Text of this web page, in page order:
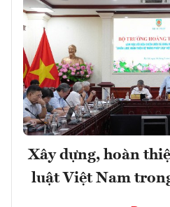
Xây dựng, hoàn
luật Việt Nam